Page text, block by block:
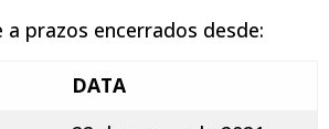
prazos encerrados desde:
DATA